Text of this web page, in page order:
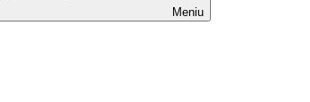
Meniu